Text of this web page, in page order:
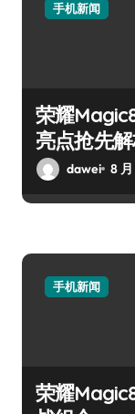
手机新闻
荣耀
亮点抢先解
dawei 8
手机新闻
荣耀